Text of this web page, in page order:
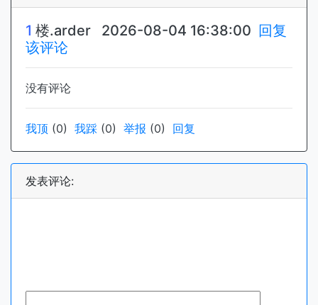
1 楼.arder 2026-08-04 16:38:00 回复
该评论
没有评论
我顶 (0) 我踩 (0) 举报 (0) 回复
发表评论: